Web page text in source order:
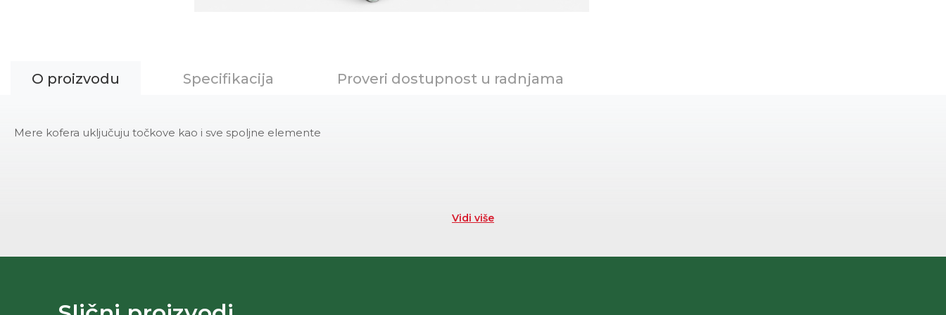
O proizvodu Specifikacija Proveri dostupnost u radnjama
Mere kofera uključuju točkove kao i sve spoljne elemente
Vidi više